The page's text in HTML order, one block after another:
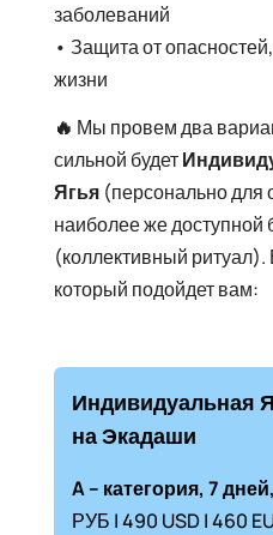
заболеваний
• Защита от
жизни
🔥 Мы провем два
сильной будет
Ягья(персонально для
наиболее же доступной
(коллективный
который подойдет вам:
Индивидуальная
на Экадаши
A – категория, 7
РУБ | 490 USD | 460